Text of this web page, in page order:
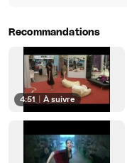
Recommandations
4:51 À suivre